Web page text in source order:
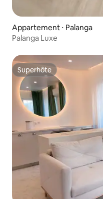
Appartement ⋅ Palanga
Palanga Luxe
Superhôte
Superhôte